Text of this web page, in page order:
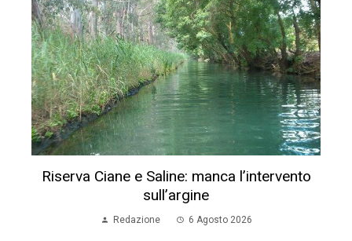
Riserva Ciane e Saline: manca l’intervento
sull’argine
Redazione 6 Agosto 2026